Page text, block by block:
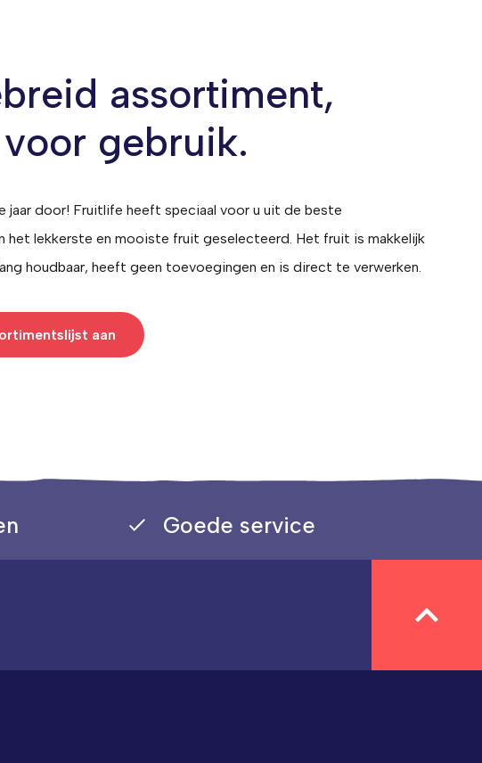
assortiment,
gebruik.
jaar door! Fruitlife heeft speciaal voor u uit de beste
het lekkerste en mooiste fruit geselecteerd. Het fruit is makkelijk
houdbaar, heeft geen toevoegingen en is direct te verwerken.
aan
Goede service